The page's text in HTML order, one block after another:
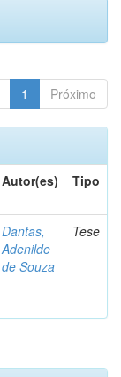
1 Próximo
Autor(es) Tipo
Dantas,
Adenilde
de Souza
Tese